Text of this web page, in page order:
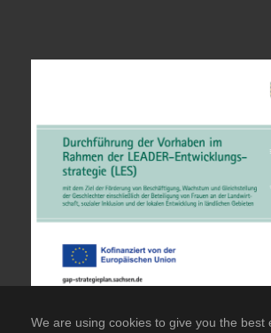
We are using cookies to give you the best